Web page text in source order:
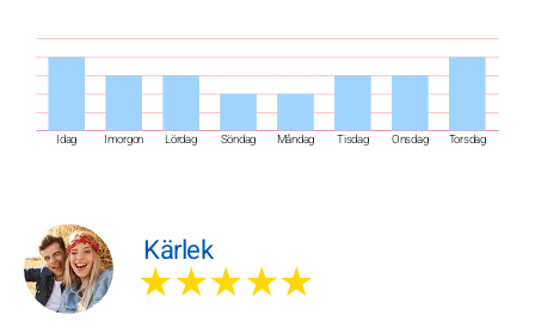
Idag Imorgon Lördag Söndag Måndag Tisdag Onsdag Torsdag
Kärlek
★★★★★